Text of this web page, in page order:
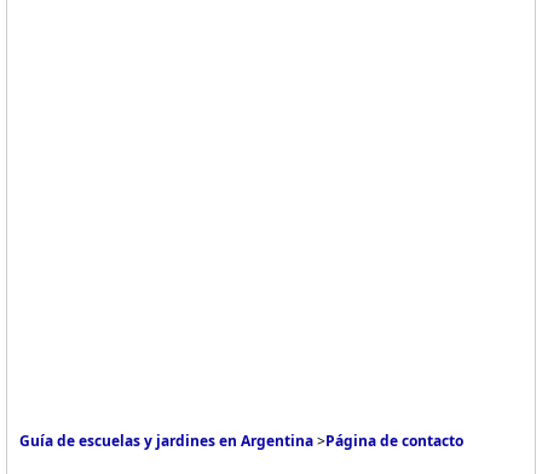
Guía de escuelas y jardines en Argentina>Página de contacto